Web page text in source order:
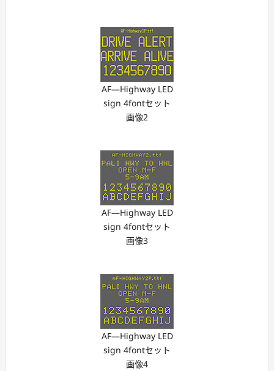
AF―Highway LED
sign 4fontセット
画像2
AF―Highway LED
sign 4fontセット
画像3
AF―Highway LED
sign 4fontセット
画像4